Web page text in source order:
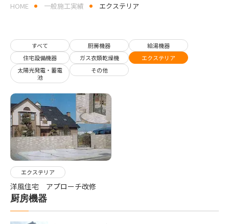
HOME 一般施工実績 エクステリア
すべて 厨房機器
給湯機器
住宅設備機器
ガス衣類乾燥機
エクステリア
太陽光発電・蓄電
池
その他
エクステリア
洋風住宅 アプローチ改修
厨房機器